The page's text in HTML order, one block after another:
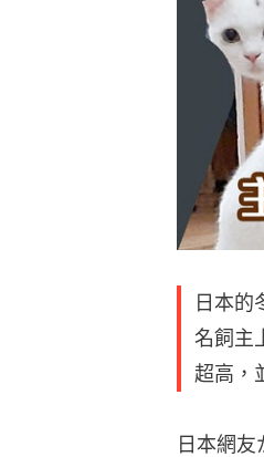
日本的
名飼主
超高，
日本網